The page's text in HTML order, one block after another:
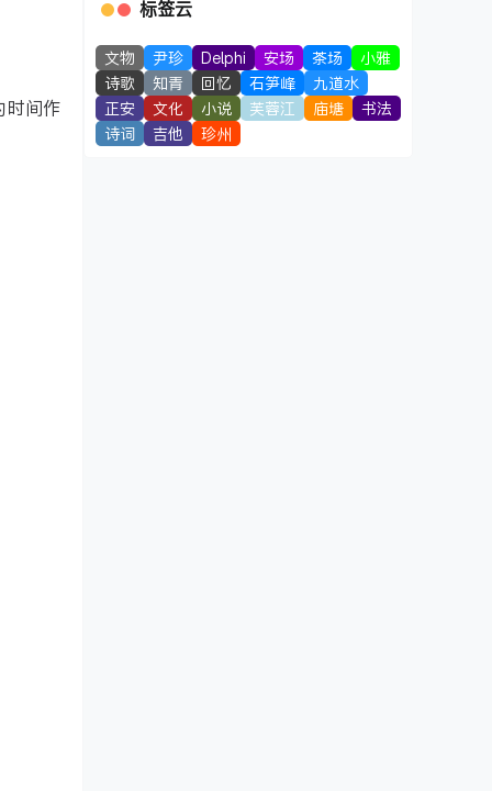
时间作
标签云
文物 尹珍 Delphi 安场 茶场
小雅
诗歌
知青 回忆 石笋峰
九道水
正安
文化 小说 芙蓉江 庙塘
书法
诗词
吉他 珍州